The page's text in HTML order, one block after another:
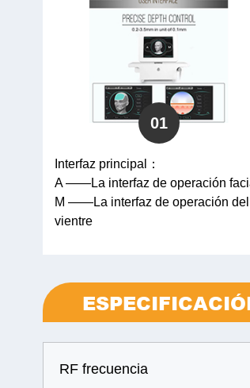
01
Interfaz principal：
A ——La interfaz de operación
M ——La interfaz de operación del
vientre
RF frecuencia